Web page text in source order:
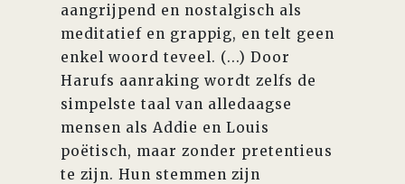
aangrijpend en nostalgisch als
meditatief en grappig, en telt geen
enkel woord teveel. (...) Door
Harufs aanraking wordt zelfs de
simpelste taal van alledaagse
mensen als Addie en Louis
poëtisch, maar zonder pretentieus
te zijn. Hun stemmen zijn